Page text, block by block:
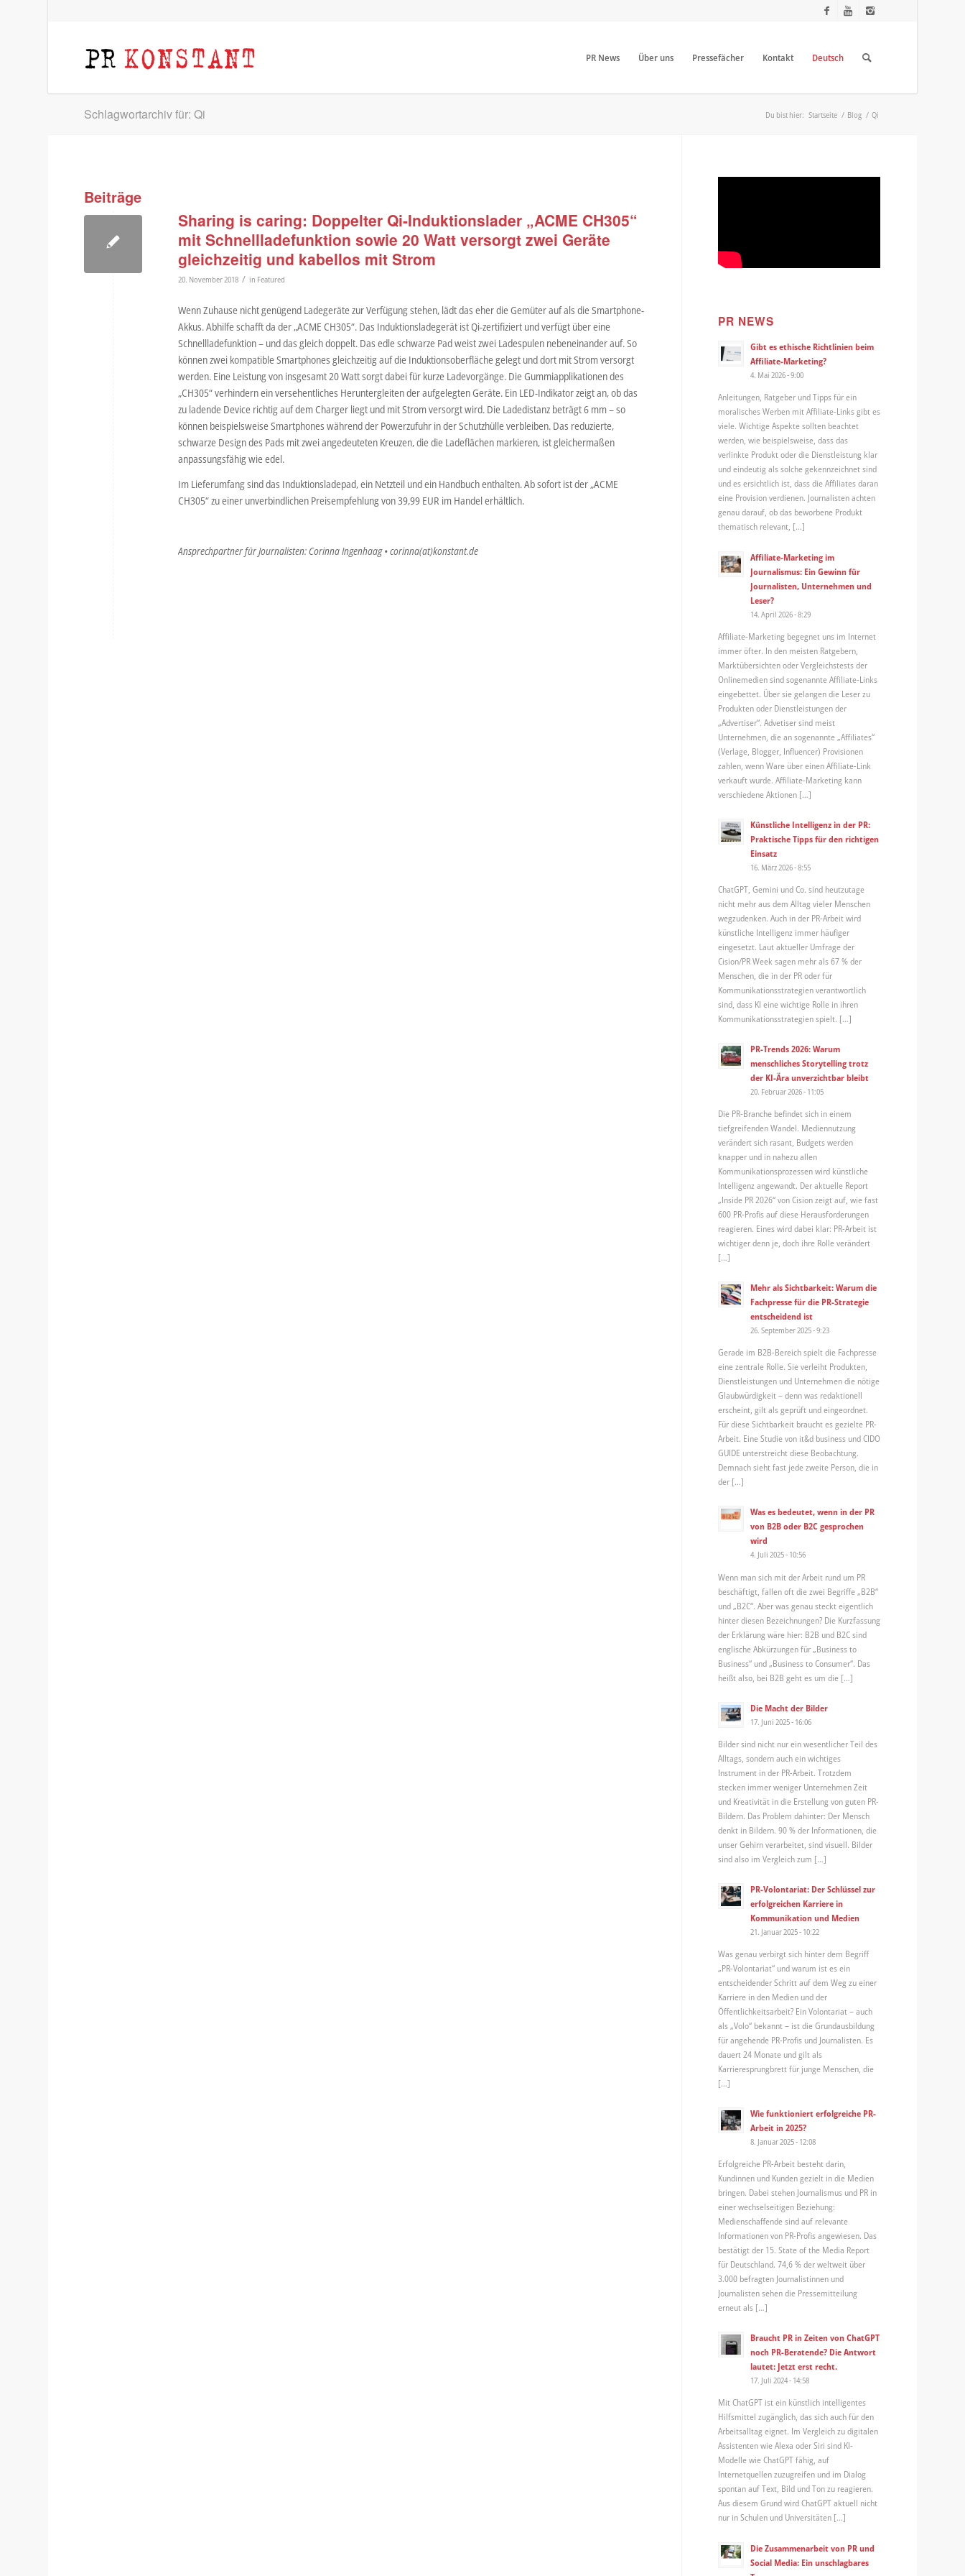
PR News Über uns Pressefächer Kontakt Deutsch
Schlagwortarchiv für: Qi Du bist hier: Startseite / Blog / Qi
Beiträge
Sharing is caring: Doppelter Qi-Induktionslader „ACME CH305“
mit Schnellladefunktion sowie 20 Watt versorgt zwei Geräte
gleichzeitig und kabellos mit Strom
20. November 2018 / in Featured
Wenn Zuhause nicht genügend Ladegeräte zur Verfügung stehen, lädt das eher die Gemüter auf als die Smartphone-
Akkus. Abhilfe schafft da der „ACME CH305“. Das Induktionsladegerät ist Qi-zertifiziert und verfügt über eine
Schnellladefunktion – und das gleich doppelt. Das edle schwarze Pad weist zwei Ladespulen nebeneinander auf. So
können zwei kompatible Smartphones gleichzeitig auf die Induktionsoberfläche gelegt und dort mit Strom versorgt
werden. Eine Leistung von insgesamt 20 Watt sorgt dabei für kurze Ladevorgänge. Die Gummiapplikationen des
„CH305“ verhindern ein versehentliches Heruntergleiten der aufgelegten Geräte. Ein LED-Indikator zeigt an, ob das
zu ladende Device richtig auf dem Charger liegt und mit Strom versorgt wird. Die Ladedistanz beträgt 6 mm – so
können beispielsweise Smartphones während der Powerzufuhr in der Schutzhülle verbleiben. Das reduzierte,
schwarze Design des Pads mit zwei angedeuteten Kreuzen, die die Ladeflächen markieren, ist gleichermaßen
anpassungsfähig wie edel.
Im Lieferumfang sind das Induktionsladepad, ein Netzteil und ein Handbuch enthalten. Ab sofort ist der „ACME
CH305“ zu einer unverbindlichen Preisempfehlung von 39,99 EUR im Handel erhältlich.
Ansprechpartner für Journalisten: Corinna Ingenhaag • corinna(at)konstant.de
PR NEWS
Gibt es ethische Richtlinien beim
Affiliate-Marketing?
4. Mai 2026 - 9:00
Anleitungen, Ratgeber und Tipps für ein
moralisches Werben mit Affiliate-Links gibt es
viele. Wichtige Aspekte sollten beachtet
werden, wie beispielsweise, dass das
verlinkte Produkt oder die Dienstleistung klar
und eindeutig als solche gekennzeichnet sind
und es ersichtlich ist, dass die Affiliates daran
eine Provision verdienen. Journalisten achten
genau darauf, ob das beworbene Produkt
thematisch relevant, […]
Affiliate-Marketing im
Journalismus: Ein Gewinn für
Journalisten, Unternehmen und
Leser?
14. April 2026 - 8:29
Affiliate-Marketing begegnet uns im Internet
immer öfter. In den meisten Ratgebern,
Marktübersichten oder Vergleichstests der
Onlinemedien sind sogenannte Affiliate-Links
eingebettet. Über sie gelangen die Leser zu
Produkten oder Dienstleistungen der
„Advertiser“. Advetiser sind meist
Unternehmen, die an sogenannte „Affiliates“
(Verlage, Blogger, Influencer) Provisionen
zahlen, wenn Ware über einen Affiliate-Link
verkauft wurde. Affiliate-Marketing kann
verschiedene Aktionen […]
Künstliche Intelligenz in der PR:
Praktische Tipps für den richtigen
Einsatz
16. März 2026 - 8:55
ChatGPT, Gemini und Co. sind heutzutage
nicht mehr aus dem Alltag vieler Menschen
wegzudenken. Auch in der PR-Arbeit wird
künstliche Intelligenz immer häufiger
eingesetzt. Laut aktueller Umfrage der
Cision/PR Week sagen mehr als 67 % der
Menschen, die in der PR oder für
Kommunikationsstrategien verantwortlich
sind, dass KI eine wichtige Rolle in ihren
Kommunikationsstrategien spielt. […]
PR-Trends 2026: Warum
menschliches Storytelling trotz
der KI-Ära unverzichtbar bleibt
20. Februar 2026 - 11:05
Die PR-Branche befindet sich in einem
tiefgreifenden Wandel. Mediennutzung
verändert sich rasant, Budgets werden
knapper und in nahezu allen
Kommunikationsprozessen wird künstliche
Intelligenz angewandt. Der aktuelle Report
„Inside PR 2026“ von Cision zeigt auf, wie fast
600 PR-Profis auf diese Herausforderungen
reagieren. Eines wird dabei klar: PR-Arbeit ist
wichtiger denn je, doch ihre Rolle verändert
[…]
Mehr als Sichtbarkeit: Warum die
Fachpresse für die PR-Strategie
entscheidend ist
26. September 2025 - 9:23
Gerade im B2B-Bereich spielt die Fachpresse
eine zentrale Rolle. Sie verleiht Produkten,
Dienstleistungen und Unternehmen die nötige
Glaubwürdigkeit – denn was redaktionell
erscheint, gilt als geprüft und eingeordnet.
Für diese Sichtbarkeit braucht es gezielte PR-
Arbeit. Eine Studie von it&d business und CIDO
GUIDE unterstreicht diese Beobachtung.
Demnach sieht fast jede zweite Person, die in
der […]
Was es bedeutet, wenn in der PR
von B2B oder B2C gesprochen
wird
4. Juli 2025 - 10:56
Wenn man sich mit der Arbeit rund um PR
beschäftigt, fallen oft die zwei Begriffe „B2B“
und „B2C“. Aber was genau steckt eigentlich
hinter diesen Bezeichnungen? Die Kurzfassung
der Erklärung wäre hier: B2B und B2C sind
englische Abkürzungen für „Business to
Business“ und „Business to Consumer“. Das
heißt also, bei B2B geht es um die […]
Die Macht der Bilder
17. Juni 2025 - 16:06
Bilder sind nicht nur ein wesentlicher Teil des
Alltags, sondern auch ein wichtiges
Instrument in der PR-Arbeit. Trotzdem
stecken immer weniger Unternehmen Zeit
und Kreativität in die Erstellung von guten PR-
Bildern. Das Problem dahinter: Der Mensch
denkt in Bildern. 90 % der Informationen, die
unser Gehirn verarbeitet, sind visuell. Bilder
sind also im Vergleich zum […]
PR-Volontariat: Der Schlüssel zur
erfolgreichen Karriere in
Kommunikation und Medien
21. Januar 2025 - 10:22
Was genau verbirgt sich hinter dem Begriff
„PR-Volontariat“ und warum ist es ein
entscheidender Schritt auf dem Weg zu einer
Karriere in den Medien und der
Öffentlichkeitsarbeit? Ein Volontariat – auch
als „Volo“ bekannt – ist die Grundausbildung
für angehende PR-Profis und Journalisten. Es
dauert 24 Monate und gilt als
Karrieresprungbrett für junge Menschen, die
[…]
Wie funktioniert erfolgreiche PR-
Arbeit in 2025?
8. Januar 2025 - 12:08
Erfolgreiche PR-Arbeit besteht darin,
Kundinnen und Kunden gezielt in die Medien
bringen. Dabei stehen Journalismus und PR in
einer wechselseitigen Beziehung:
Medienschaffende sind auf relevante
Informationen von PR-Profis angewiesen. Das
bestätigt der 15. State of the Media Report
für Deutschland. 74,6 % der weltweit über
3.000 befragten Journalistinnen und
Journalisten sehen die Pressemitteilung
erneut als […]
Braucht PR in Zeiten von ChatGPT
noch PR-Beratende? Die Antwort
lautet: Jetzt erst recht.
17. Juli 2024 - 14:58
Mit ChatGPT ist ein künstlich intelligentes
Hilfsmittel zugänglich, das sich auch für den
Arbeitsalltag eignet. Im Vergleich zu digitalen
Assistenten wie Alexa oder Siri sind KI-
Modelle wie ChatGPT fähig, auf
Internetquellen zuzugreifen und im Dialog
spontan auf Text, Bild und Ton zu reagieren.
Aus diesem Grund wird ChatGPT aktuell nicht
nur in Schulen und Universitäten […]
Die Zusammenarbeit von PR und
Social Media: Ein unschlagbares